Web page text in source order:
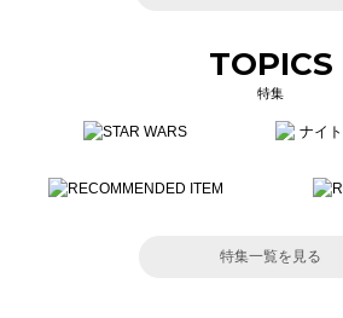
TOPICS
特集
特集一覧を見る